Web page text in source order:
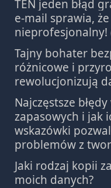
TEN jeden błąd
e-mail sprawia,
nieprofesjonalny!
Tajny bohater
różnicowe i
rewolucjonizują
Najczęstsze
zapasowych i jak
wskazówki
problemów z
Jaki rodzaj kopii
moich danych?